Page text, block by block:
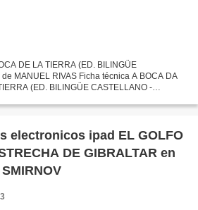
DE LA TIERRA (ED. BILINGÜE
MANUEL RIVAS Ficha técnica A BOCA DA
(ED. BILINGÜE CASTELLANO -
ePub,...
electronicos ipad EL GOLFO
DE GIBRALTAR en
español de LARA SMIRNOV